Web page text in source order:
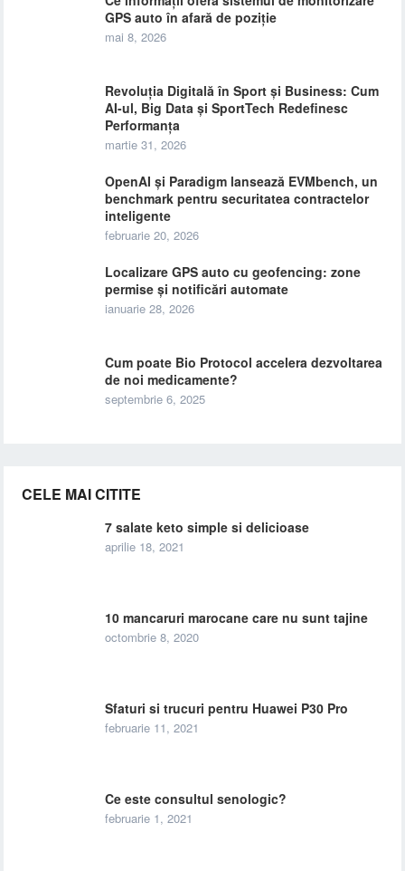
GPS auto în afară de poziție
mai 8, 2026
Revoluția Digitală în Sport și Business: Cum
AI-ul, Big Data și SportTech Redefinesc
Performanța
martie 31, 2026
OpenAI și Paradigm lansează EVMbench, un
benchmark pentru securitatea contractelor
inteligente
februarie 20, 2026
Localizare GPS auto cu geofencing: zone
permise și notificări automate
ianuarie 28, 2026
Cum poate Bio Protocol accelera dezvoltarea
de noi medicamente?
septembrie 6, 2025
CELE MAI CITITE
7 salate keto simple si delicioase
aprilie 18, 2021
10 mancaruri marocane care nu sunt tajine
octombrie 8, 2020
Sfaturi si trucuri pentru Huawei P30 Pro
februarie 11, 2021
Ce este consultul senologic?
februarie 1, 2021